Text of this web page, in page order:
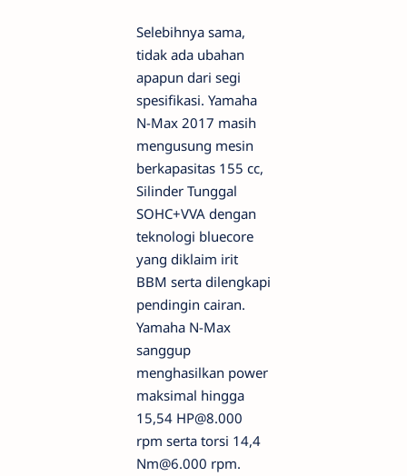
Selebihnya sama,
tidak ada ubahan
apapun dari segi
spesifikasi. Yamaha
N-Max 2017 masih
mengusung mesin
berkapasitas 155 cc,
Silinder Tunggal
SOHC+VVA dengan
teknologi bluecore
yang diklaim irit
BBM serta dilengkapi
pendingin cairan.
Yamaha N-Max
sanggup
menghasilkan power
maksimal hingga
15,54 HP@8.000
rpm serta torsi 14,4
Nm@6.000 rpm.